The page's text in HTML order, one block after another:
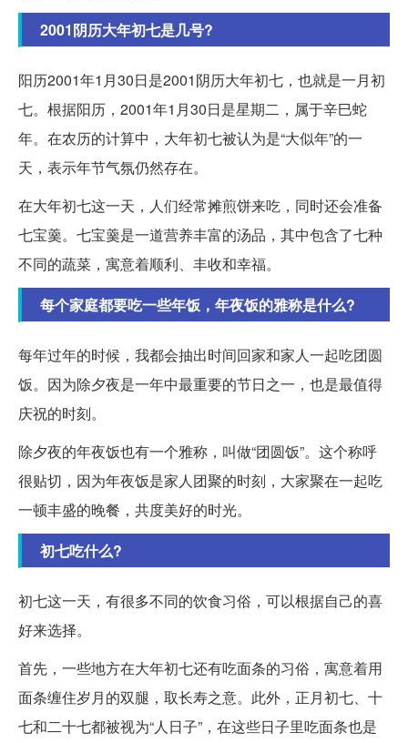
2001阴历大年初七是几号?
阳历2001年1月30日是2001阴历大年初七，也就是一月初
七。根据阳历，2001年1月30日是星期二，属于辛巳蛇
年。在农历的计算中，大年初七被认为是“大似年”的一
天，表示年节气氛仍然存在。
在大年初七这一天，人们经常摊煎饼来吃，同时还会准备
七宝羹。七宝羹是一道营养丰富的汤品，其中包含了七种
不同的蔬菜，寓意着顺利、丰收和幸福。
每个家庭都要吃一些年饭，年夜饭的雅称是什么?
每年过年的时候，我都会抽出时间回家和家人一起吃团圆
饭。因为除夕夜是一年中最重要的节日之一，也是最值得
庆祝的时刻。
除夕夜的年夜饭也有一个雅称，叫做“团圆饭”。这个称呼
很贴切，因为年夜饭是家人团聚的时刻，大家聚在一起吃
一顿丰盛的晚餐，共度美好的时光。
初七吃什么?
初七这一天，有很多不同的饮食习俗，可以根据自己的喜
好来选择。
首先，一些地方在大年初七还有吃面条的习俗，寓意着用
面条缠住岁月的双腿，取长寿之意。此外，正月初七、十
七和二十七都被视为“人日子”，在这些日子里吃面条也是